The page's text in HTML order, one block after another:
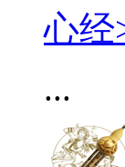
心经
...